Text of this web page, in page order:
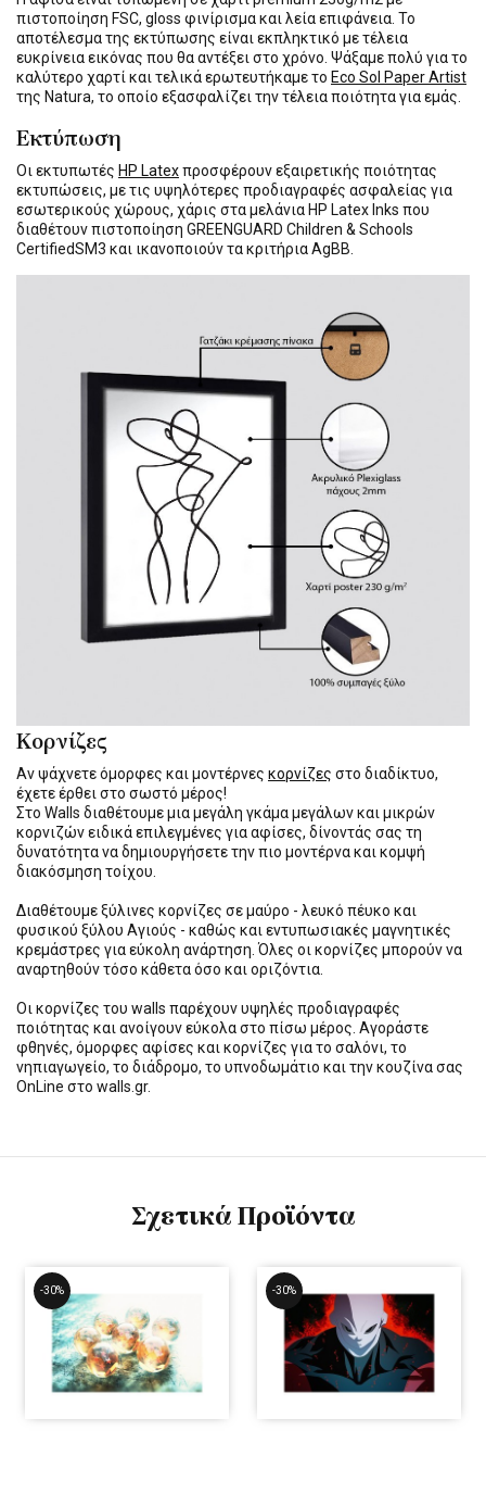
πιστοποίηση FSC, gloss φινίρισμα και λεία επιφάνεια. Το
αποτέλεσμα της εκτύπωσης είναι εκπληκτικό με τέλεια
ευκρίνεια εικόνας που θα αντέξει στο χρόνο. Ψάξαμε πολύ για το
καλύτερο χαρτί και τελικά ερωτευτήκαμε το Eco Sol Paper Artist
της Natura, το οποίο εξασφαλίζει την τέλεια ποιότητα για εμάς.
Εκτύπωση
Οι εκτυπωτές HP Latexπροσφέρουν εξαιρετικής ποιότητας
εκτυπώσεις, με τις υψηλότερες προδιαγραφές ασφαλείας για
εσωτερικούς χώρους, χάρις στα μελάνια HP Latex Inks που
διαθέτουν πιστοποίηση GREENGUARD Children & Schools
CertifiedSM3 και ικανοποιούν τα κριτήρια AgBB.
Κορνίζες
Αν ψάχνετε όμορφες και μοντέρνες κορνίζες στο διαδίκτυο,
έχετε έρθει στο σωστό μέρος!
Στο Walls διαθέτουμε μια μεγάλη γκάμα μεγάλων και μικρών
κορνιζών ειδικά επιλεγμένες για αφίσες, δίνοντάς σας τη
δυνατότητα να δημιουργήσετε την πιο μοντέρνα και κομψή
διακόσμηση τοίχου.
Διαθέτουμε ξύλινες κορνίζες σε μαύρο - λευκό πέυκο και
φυσικού ξύλου Αγιούς - καθώς και εντυπωσιακές μαγνητικές
κρεμάστρες για εύκολη ανάρτηση. Όλες οι κορνίζες μπορούν να
αναρτηθούν τόσο κάθετα όσο και οριζόντια.
Οι κορνίζες του walls παρέχουν υψηλές προδιαγραφές
ποιότητας και ανοίγουν εύκολα στο πίσω μέρος. Αγοράστε
φθηνές, όμορφες αφίσες και κορνίζες για το σαλόνι, το
νηπιαγωγείο, το διάδρομο, το υπνοδωμάτιο και την κουζίνα σας
OnLine στο walls.gr.
Σχετικά Προϊόντα
-30% -30%